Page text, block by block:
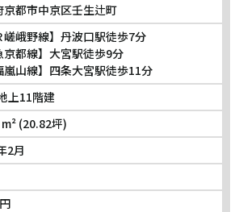
京都市中京区壬生辻町
嵯峨野線】丹波口駅徒歩7分
京都線】大宮駅徒歩9分
嵐山線】四条大宮駅徒歩11分
上11階建
(20.82坪)
2月